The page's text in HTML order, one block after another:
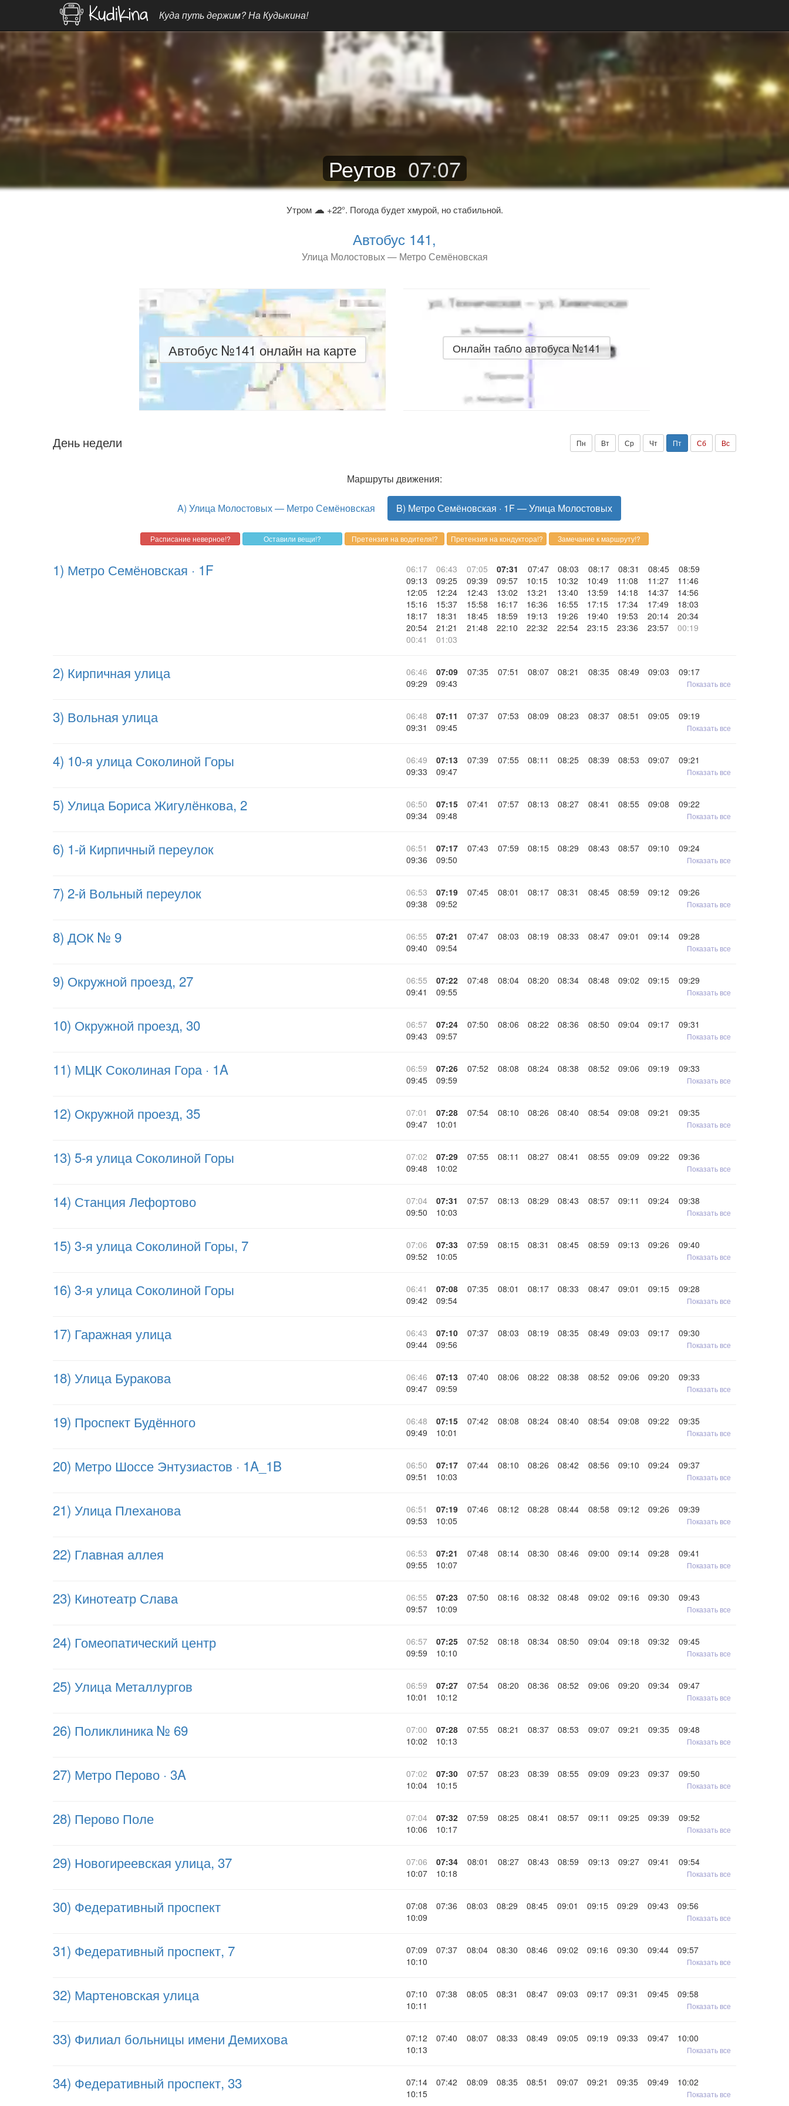
Куда путь держим? На Кудыкина!
Реутов 07:07
Утром ☁ +22°. Погода будет хмурой, но стабильной.
Автобус 141,
Улица Молостовых — Метро Семёновская
Автобус №141 онлайн на карте Онлайн табло автобуса №141
День недели Пн Вт Ср Чт Пт Сб Вс
Маршруты движения:
A) Улица Молостовых — Метро Семёновская B) Метро Семёновская · 1F — Улица Молостовых
1) Метро Семёновская · 1F 06:17 06:43 07:05 07:31 07:47 08:03 08:17 08:31 08:45
08:59
09:13
09:25 09:39 09:57 10:15 10:32 10:49 11:08 11:27
11:46
12:05
12:24 12:43 13:02 13:21 13:40 13:59 14:18 14:37
14:56
15:16
15:37 15:58 16:17 16:36 16:55 17:15 17:34 17:49
18:03
18:17
18:31 18:45 18:59 19:13 19:26 19:40 19:53 20:14
20:34
20:54
21:21 21:48 22:10 22:32 22:54 23:15 23:36 23:57
00:19
00:41
01:03
2) Кирпичная улица 06:46 07:09 07:35 07:51 08:07 08:21 08:35 08:49 09:03
09:17
09:29
09:43 Показать все
3) Вольная улица 06:48 07:11 07:37 07:53 08:09 08:23 08:37 08:51 09:05
09:19
09:31
09:45 Показать все
4) 10-я улица Соколиной Горы 06:49 07:13 07:39 07:55 08:11 08:25 08:39 08:53 09:07
09:21
09:33
09:47 Показать все
5) Улица Бориса Жигулёнкова, 2 06:50 07:15 07:41 07:57 08:13 08:27 08:41 08:55 09:08
09:22
09:34
09:48 Показать все
6) 1-й Кирпичный переулок 06:51 07:17 07:43 07:59 08:15 08:29 08:43 08:57 09:10
09:24
09:36
09:50 Показать все
7) 2-й Вольный переулок 06:53 07:19 07:45 08:01 08:17 08:31 08:45 08:59 09:12
09:26
09:38
09:52 Показать все
8) ДОК № 9 06:55 07:21 07:47 08:03 08:19 08:33 08:47 09:01 09:14
09:28
09:40
09:54 Показать все
9) Окружной проезд, 27 06:55 07:22 07:48 08:04 08:20 08:34 08:48 09:02 09:15
09:29
09:41
09:55 Показать все
10) Окружной проезд, 30 06:57 07:24 07:50 08:06 08:22 08:36 08:50 09:04 09:17
09:31
09:43
09:57 Показать все
11) МЦК Соколиная Гора · 1A 06:59 07:26 07:52 08:08 08:24 08:38 08:52 09:06 09:19
09:33
09:45
09:59 Показать все
12) Окружной проезд, 35 07:01 07:28 07:54 08:10 08:26 08:40 08:54 09:08 09:21
09:35
09:47
10:01 Показать все
13) 5-я улица Соколиной Горы 07:02 07:29 07:55 08:11 08:27 08:41 08:55 09:09 09:22
09:36
09:48
10:02 Показать все
14) Станция Лефортово 07:04 07:31 07:57 08:13 08:29 08:43 08:57 09:11 09:24
09:38
09:50
10:03 Показать все
15) 3-я улица Соколиной Горы, 7 07:06 07:33 07:59 08:15 08:31 08:45 08:59 09:13 09:26
09:40
09:52
10:05 Показать все
16) 3-я улица Соколиной Горы 06:41 07:08 07:35 08:01 08:17 08:33 08:47 09:01 09:15
09:28
09:42
09:54 Показать все
17) Гаражная улица 06:43 07:10 07:37 08:03 08:19 08:35 08:49 09:03 09:17
09:30
09:44
09:56 Показать все
18) Улица Буракова 06:46 07:13 07:40 08:06 08:22 08:38 08:52 09:06 09:20
09:33
09:47
09:59 Показать все
19) Проспект Будённого 06:48 07:15 07:42 08:08 08:24 08:40 08:54 09:08 09:22
09:35
09:49
10:01 Показать все
20) Метро Шоссе Энтузиастов · 1A_1B 06:50 07:17 07:44 08:10 08:26 08:42 08:56 09:10 09:24
09:37
09:51
10:03 Показать все
21) Улица Плеханова 06:51 07:19 07:46 08:12 08:28 08:44 08:58 09:12 09:26
09:39
09:53
10:05 Показать все
22) Главная аллея 06:53 07:21 07:48 08:14 08:30 08:46 09:00 09:14 09:28
09:41
09:55
10:07 Показать все
23) Кинотеатр Слава 06:55 07:23 07:50 08:16 08:32 08:48 09:02 09:16 09:30
09:43
09:57
10:09 Показать все
24) Гомеопатический центр 06:57 07:25 07:52 08:18 08:34 08:50 09:04 09:18 09:32
09:45
09:59
10:10 Показать все
25) Улица Металлургов 06:59 07:27 07:54 08:20 08:36 08:52 09:06 09:20 09:34
09:47
10:01
10:12 Показать все
26) Поликлиника № 69 07:00 07:28 07:55 08:21 08:37 08:53 09:07 09:21 09:35
09:48
10:02
10:13 Показать все
27) Метро Перово · 3A 07:02 07:30 07:57 08:23 08:39 08:55 09:09 09:23 09:37
09:50
10:04
10:15 Показать все
28) Перово Поле 07:04 07:32 07:59 08:25 08:41 08:57 09:11 09:25 09:39
09:52
10:06
10:17 Показать все
29) Новогиреевская улица, 37 07:06 07:34 08:01 08:27 08:43 08:59 09:13 09:27 09:41
09:54
10:07
10:18 Показать все
30) Федеративный проспект 07:08 07:36 08:03 08:29 08:45 09:01 09:15 09:29 09:43
09:56
10:09
Показать все
31) Федеративный проспект, 7 07:09 07:37 08:04 08:30 08:46 09:02 09:16 09:30 09:44
09:57
10:10
Показать все
32) Мартеновская улица 07:10 07:38 08:05 08:31 08:47 09:03 09:17 09:31 09:45
09:58
10:11
Показать все
33) Филиал больницы имени Демихова 07:12 07:40 08:07 08:33 08:49 09:05 09:19 09:33 09:47
10:00
10:13
Показать все
34) Федеративный проспект, 33 07:14 07:42 08:09 08:35 08:51 09:07 09:21 09:35 09:49
10:02
10:15
Показать все